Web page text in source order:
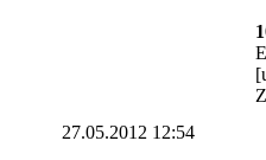
27.05.2012 12:54